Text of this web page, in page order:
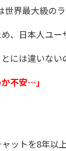
界最大級のラ
、日本人ユー
には違いない
不安…」
ットを8年以